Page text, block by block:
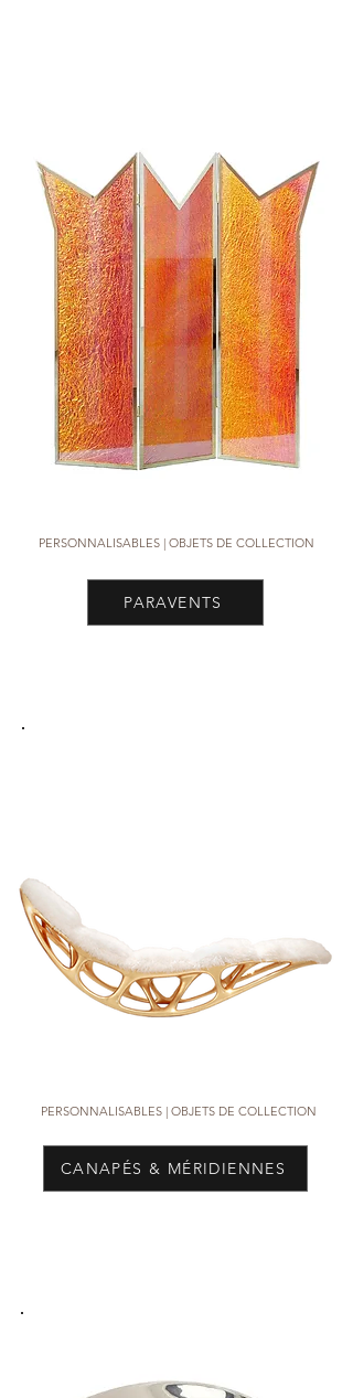
PERSONNALISABLES | OBJETS DE COLLECTION
PARAVENTS
PERSONNALISABLES | OBJETS DE COLLECTION
CANAPÉS & MÉRIDIENNES